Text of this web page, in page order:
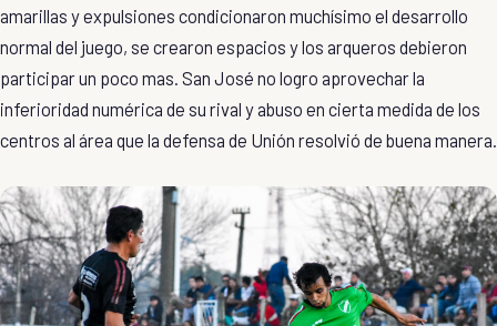
amarillas y expulsiones condicionaron muchísimo el desarrollo
normal del juego, se crearon espacios y los arqueros debieron
participar un poco mas. San José no logro aprovechar la
inferioridad numérica de su rival y abuso en cierta medida de los
centros al área que la defensa de Unión resolvió de buena manera.